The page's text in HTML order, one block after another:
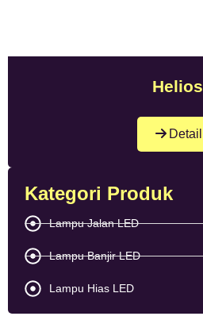
Helios
Detail
Kategori Produk
Lampu Jalan LED
Lampu Banjir LED
Lampu Hias LED